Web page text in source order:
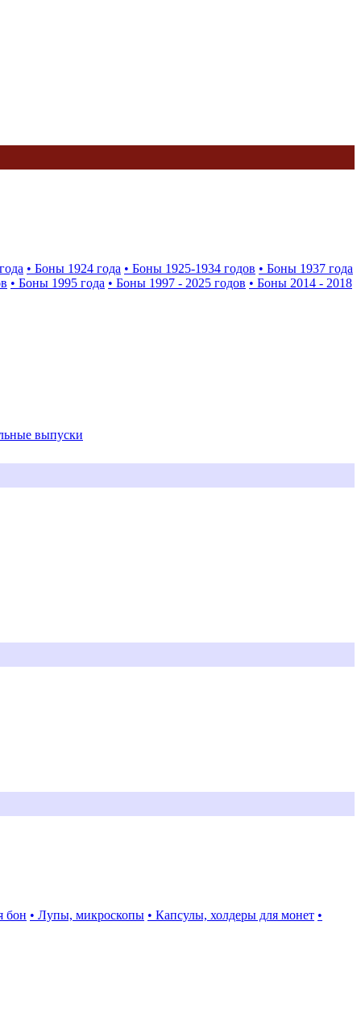
• Боны 1924 года • Боны 1925-1934 годов • Боны 1937 года
• Боны 1995 года • Боны 1997 - 2025 годов • Боны 2014 - 2018
выпуски
бон • Лупы, микроскопы • Капсулы, холдеры для монет •